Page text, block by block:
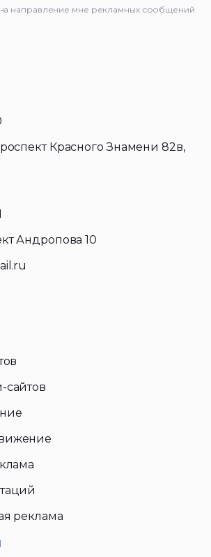
на направление мне рекламных сообщений
Красного Знамени 82в,
Андропова 10
реклама